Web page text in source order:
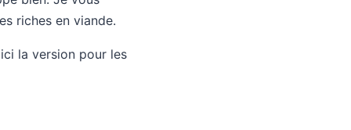
riches en viande.
la version pour les